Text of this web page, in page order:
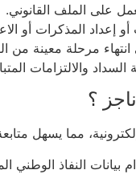
على الملف القانوني.
إعداد المذكرات أو
مرحلة معينة من
والالتزامات
؟
مما يسهل
النفاذ الوطني